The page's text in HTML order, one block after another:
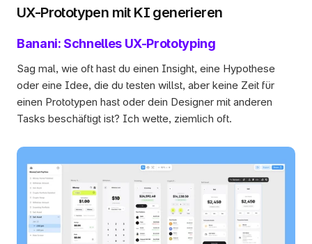
UX-Prototypen mit KI generieren
Banani: Schnelles UX-Prototyping
Sag mal, wie oft hast du einen Insight, eine Hypothese
oder eine Idee, die du testen willst, aber keine Zeit für
einen Prototypen hast oder dein Designer mit anderen
Tasks beschäftigt ist? Ich wette, ziemlich oft.